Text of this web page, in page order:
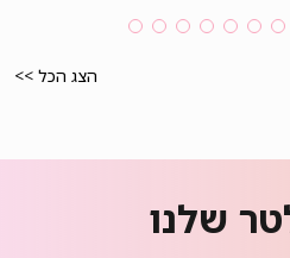
הצג הכל >>
שלנו